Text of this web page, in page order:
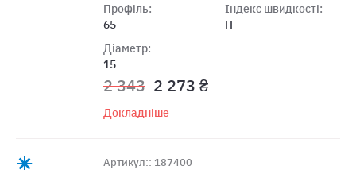
Профіль:
65
Діаметр:
15
Індекс швидкості:
H
2 343 2 273 ₴
Докладніше
Артикул:: 187400